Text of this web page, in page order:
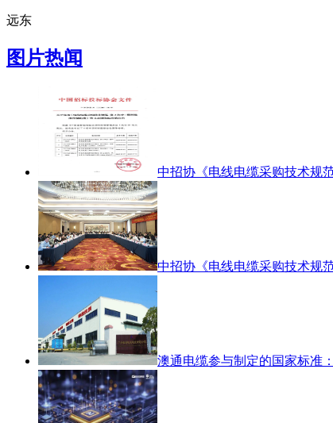
远东
图片热闻
中招协《电线电缆采购技术规
中招协《电线电缆采购技术规
澳通电缆参与制定的国家标准